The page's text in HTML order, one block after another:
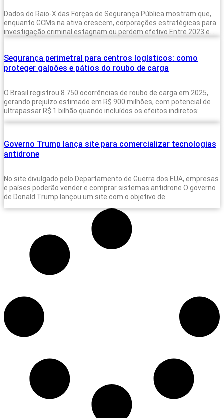
Dados do Raio-X das Forças de Segurança Pública mostram que,
enquanto GCMs na ativa crescem, corporações estratégicas para
investigação criminal estagnam ou perdem efetivo Entre 2023 e
Segurança perimetral para centros logísticos: como
proteger galpões e pátios do roubo de carga
O Brasil registrou 8.750 ocorrências de roubo de carga em 2025,
gerando prejuízo estimado em R$ 900 milhões, com potencial de
ultrapassar R$ 1 bilhão quando incluídos os efeitos indiretos:
Governo Trump lança site para comercializar tecnologias
antidrone
No site divulgado pelo Departamento de Guerra dos EUA, empresas
e países poderão vender e comprar sistemas antidrone O governo
de Donald Trump lançou um site com o objetivo de